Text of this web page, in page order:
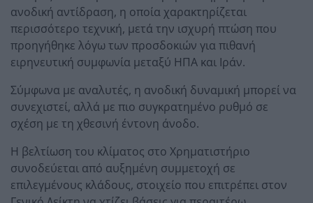
ανοδική αντίδραση, η οποία χαρακτηρίζεται
περισσότερο τεχνική, μετά την ισχυρή πτώση που
προηγήθηκε λόγω των προσδοκιών για πιθανή
ειρηνευτική συμφωνία μεταξύ ΗΠΑ και Ιράν.
Σύμφωνα με αναλυτές, η ανοδική δυναμική μπορεί να
συνεχιστεί, αλλά με πιο συγκρατημένο ρυθμό σε
σχέση με τη χθεσινή έντονη άνοδο.
Η βελτίωση του κλίματος στο Χρηματιστήριο
συνοδεύεται από αυξημένη συμμετοχή σε
επιλεγμένους κλάδους, στοιχείο που επιτρέπει στον